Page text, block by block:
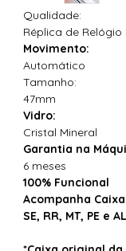
Qualidade:
Réplica de Relógio
Movimento:
Automático
Tamanho:
47mm
Vidro:
Cristal Mineral
Garantia na
6 meses
100% Funcional
Acompanha
SE, RR, MT, PE e